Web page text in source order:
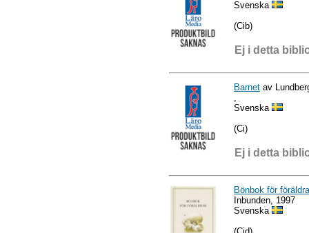
Svenska
(Cib)
Ej i detta
Barnet av
Svenska
(Ci)
Ej i detta
Bönbok för
Inbunden, 1997
Svenska